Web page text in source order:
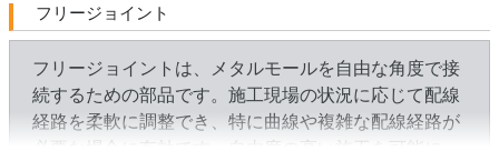
フリージョイント
フリージョイントは、メタルモールを自由な角度で接
続するための部品です。施工現場の状況に応じて配線
経路を柔軟に調整でき、特に曲線や複雑な配線経路が
必要な場合に有効です。自由度の高い施工を可能に